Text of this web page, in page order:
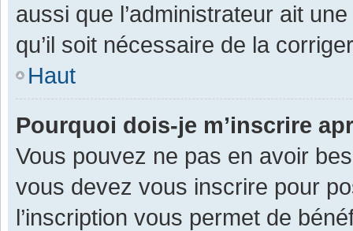
aussi que l’administrateur ait
qu’il soit nécessaire de la
Haut
Pourquoi dois-je m’inscrire
Vous pouvez ne pas en avoir
vous devez vous inscrire pour
l’inscription vous permet de